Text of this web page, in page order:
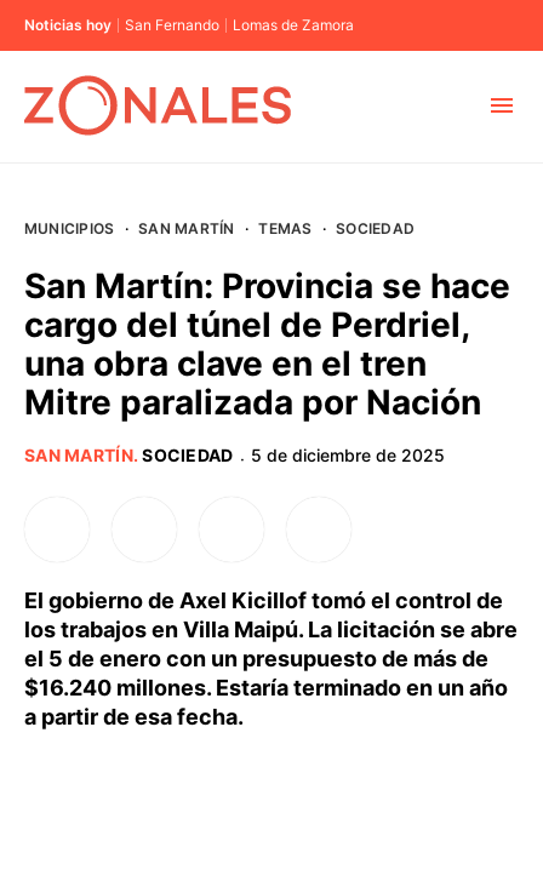
Noticias hoy San Fernando Lomas de Zamora
BUENOS AIRES
PROVINCIAS
MUNICIPIOS · SAN MARTÍN · TEMAS · SOCIEDAD
San Martín: Provincia se hace
cargo del túnel de Perdriel,
una obra clave en el tren
Mitre paralizada por Nación
SAN MARTÍN.SOCIEDAD · 5 de diciembre de 2025
El gobierno de Axel Kicillof tomó el control de
los trabajos en Villa Maipú. La licitación se abre
el 5 de enero con un presupuesto de más de
$16.240 millones. Estaría terminado en un año
a partir de esa fecha.